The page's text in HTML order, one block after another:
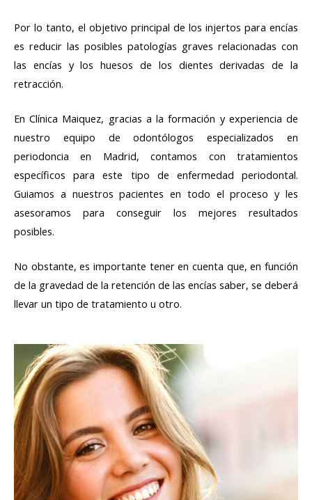
Por lo tanto, el objetivo principal de los injertos para encías
es reducir las posibles patologías graves relacionadas con
las encías y los huesos de los dientes derivadas de la
retracción.
En Clínica Maiquez, gracias a la formación y experiencia de
nuestro equipo de odontólogos especializados en
periodoncia en Madrid, contamos con tratamientos
específicos para este tipo de enfermedad periodontal.
Guiamos a nuestros pacientes en todo el proceso y les
asesoramos para conseguir los mejores resultados
posibles.
No obstante, es importante tener en cuenta que, en función
de la gravedad de la retención de las encías saber, se deberá
llevar un tipo de tratamiento u otro.